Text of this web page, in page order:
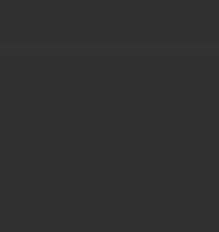
sind: Qualität,